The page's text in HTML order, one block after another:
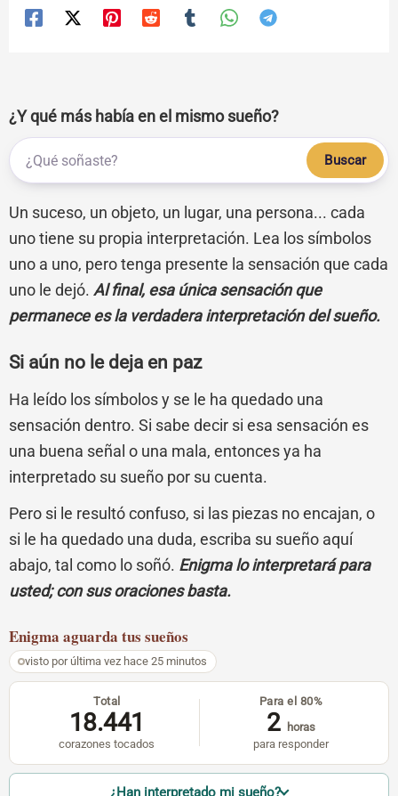
¿Y qué más había en el mismo sueño?
Buscar
Un suceso, un objeto, un lugar, una persona... cada
uno tiene su propia interpretación. Lea los símbolos
uno a uno, pero tenga presente la sensación que cada
uno le dejó. Al final, esa única sensación que
permanece es la verdadera interpretación del sueño.
Si aún no le deja en paz
Ha leído los símbolos y se le ha quedado una
sensación dentro. Si sabe decir si esa sensación es
una buena señal o una mala, entonces ya ha
interpretado su sueño por su cuenta.
Pero si le resultó confuso, si las piezas no encajan, o
si le ha quedado una duda, escriba su sueño aquí
abajo, tal como lo soñó. Enigma lo interpretará para
usted; con sus oraciones basta.
Enigma aguarda tus sueños
visto por última vez hace 25 minutos
Total
18.441
corazones tocados
Para el 80%
2 horas
para responder
¿Han interpretado mi sueño?